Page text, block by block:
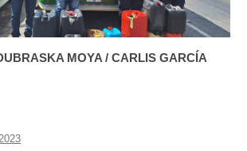
de Licencia para Conducir Cuarto
MOYA / CARLIS GARCÍA